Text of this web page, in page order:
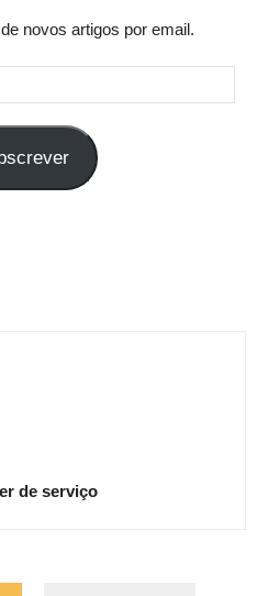
novos artigos por email.
de serviço